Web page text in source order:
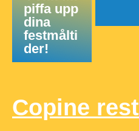
piffa upp
dina
festmålti
der!
Copine